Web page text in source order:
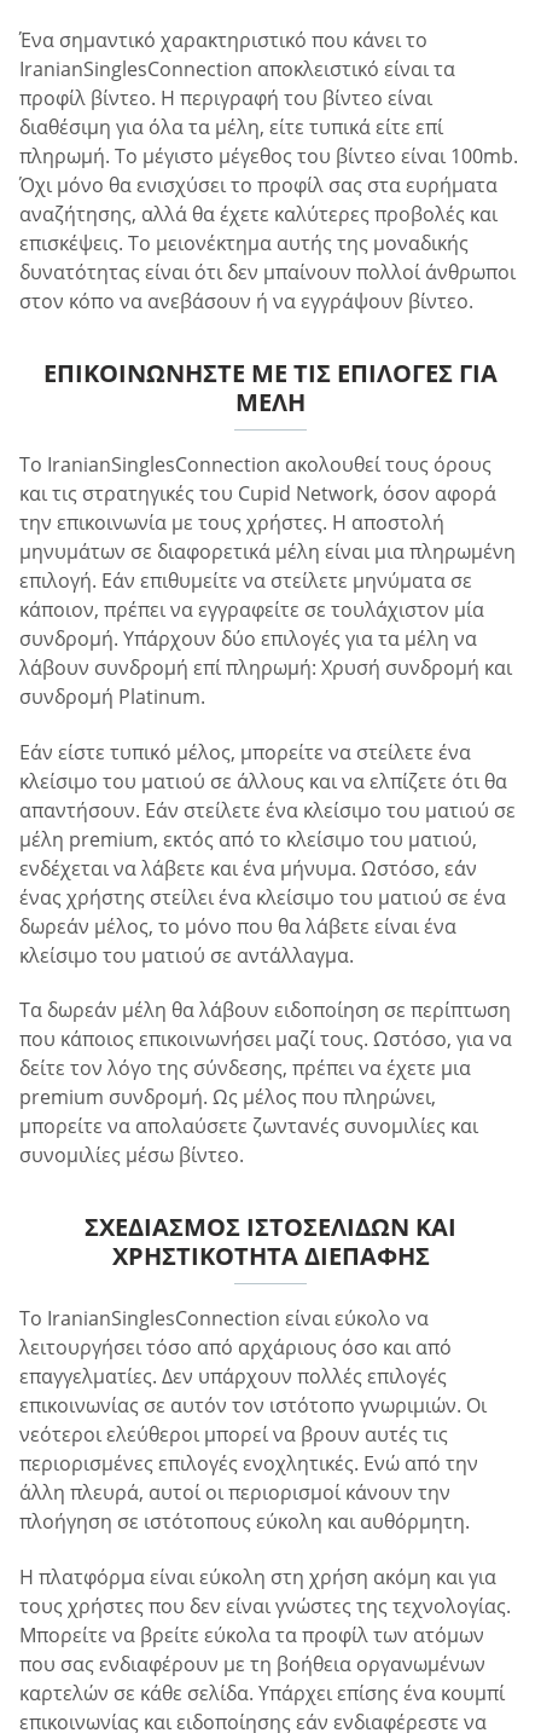
Ένα σημαντικό χαρακτηριστικό που κάνει το
IranianSinglesConnection αποκλειστικό είναι τα
προφίλ βίντεο. Η περιγραφή του βίντεο είναι
διαθέσιμη για όλα τα μέλη, είτε τυπικά είτε επί
πληρωμή. Το μέγιστο μέγεθος του βίντεο είναι 100mb.
Όχι μόνο θα ενισχύσει το προφίλ σας στα ευρήματα
αναζήτησης, αλλά θα έχετε καλύτερες προβολές και
επισκέψεις. Το μειονέκτημα αυτής της μοναδικής
δυνατότητας είναι ότι δεν μπαίνουν πολλοί άνθρωποι
στον κόπο να ανεβάσουν ή να εγγράψουν βίντεο.
ΕΠΙΚΟΙΝΩΝΉΣΤΕ ΜΕ ΤΙΣ ΕΠΙΛΟΓΈΣ ΓΙΑ
ΜΈΛΗ
Το IranianSinglesConnection ακολουθεί τους όρους
και τις στρατηγικές του Cupid Network, όσον αφορά
την επικοινωνία με τους χρήστες. Η αποστολή
μηνυμάτων σε διαφορετικά μέλη είναι μια πληρωμένη
επιλογή. Εάν επιθυμείτε να στείλετε μηνύματα σε
κάποιον, πρέπει να εγγραφείτε σε τουλάχιστον μία
συνδρομή. Υπάρχουν δύο επιλογές για τα μέλη να
λάβουν συνδρομή επί πληρωμή: Χρυσή συνδρομή και
συνδρομή Platinum.
Εάν είστε τυπικό μέλος, μπορείτε να στείλετε ένα
κλείσιμο του ματιού σε άλλους και να ελπίζετε ότι θα
απαντήσουν. Εάν στείλετε ένα κλείσιμο του ματιού σε
μέλη premium, εκτός από το κλείσιμο του ματιού,
ενδέχεται να λάβετε και ένα μήνυμα. Ωστόσο, εάν
ένας χρήστης στείλει ένα κλείσιμο του ματιού σε ένα
δωρεάν μέλος, το μόνο που θα λάβετε είναι ένα
κλείσιμο του ματιού σε αντάλλαγμα.
Τα δωρεάν μέλη θα λάβουν ειδοποίηση σε περίπτωση
που κάποιος επικοινωνήσει μαζί τους. Ωστόσο, για να
δείτε τον λόγο της σύνδεσης, πρέπει να έχετε μια
premium συνδρομή. Ως μέλος που πληρώνει,
μπορείτε να απολαύσετε ζωντανές συνομιλίες και
συνομιλίες μέσω βίντεο.
ΣΧΕΔΙΑΣΜΌΣ ΙΣΤΟΣΕΛΊΔΩΝ ΚΑΙ
ΧΡΗΣΤΙΚΌΤΗΤΑ ΔΙΕΠΑΦΉΣ
Το IranianSinglesConnection είναι εύκολο να
λειτουργήσει τόσο από αρχάριους όσο και από
επαγγελματίες. Δεν υπάρχουν πολλές επιλογές
επικοινωνίας σε αυτόν τον ιστότοπο γνωριμιών. Οι
νεότεροι ελεύθεροι μπορεί να βρουν αυτές τις
περιορισμένες επιλογές ενοχλητικές. Ενώ από την
άλλη πλευρά, αυτοί οι περιορισμοί κάνουν την
πλοήγηση σε ιστότοπους εύκολη και αυθόρμητη.
Η πλατφόρμα είναι εύκολη στη χρήση ακόμη και για
τους χρήστες που δεν είναι γνώστες της τεχνολογίας.
Μπορείτε να βρείτε εύκολα τα προφίλ των ατόμων
που σας ενδιαφέρουν με τη βοήθεια οργανωμένων
καρτελών σε κάθε σελίδα. Υπάρχει επίσης ένα κουμπί
επικοινωνίας και ειδοποίησης εάν ενδιαφέρεστε να